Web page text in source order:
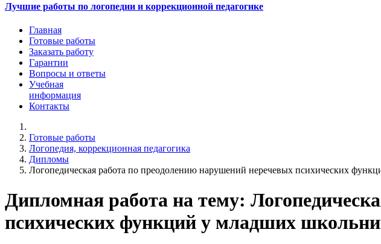
Лучшие работы по логопедии и коррекционной педагогике
Главная
Готовые работы
Заказать работу
Гарантии
Вопросы и ответы
Учебная
информация
Контакты
Готовые работы
Логопедия, коррекционная педагогика
Дипломы
Логопедическая работа по преодолению нарушений неречевых психических
Дипломная работа на тему:
психических функций у младших